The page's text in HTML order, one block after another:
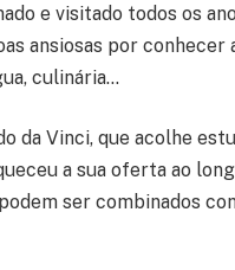
e visitado todos os
ansiosas por conhecer
culinária…
da Vinci, que acolhe
a sua oferta ao
ser combinados